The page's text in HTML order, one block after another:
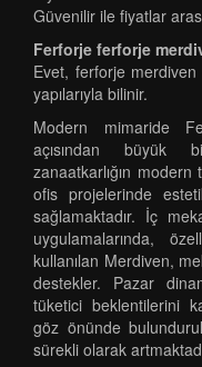
Güvenilir ile fiyatlar
Ferforje ferforje
Evet, ferforje merdiven
yapılarıyla bilinir.
Modern mimaride
açısından büyük
zanaatkarlığın
ofis projelerinde
sağlamaktadır. İç
uygulamalarında,
kullanılan Merdiven,
destekler. Pazar
tüketici beklentilerini
göz önünde
sürekli olarak